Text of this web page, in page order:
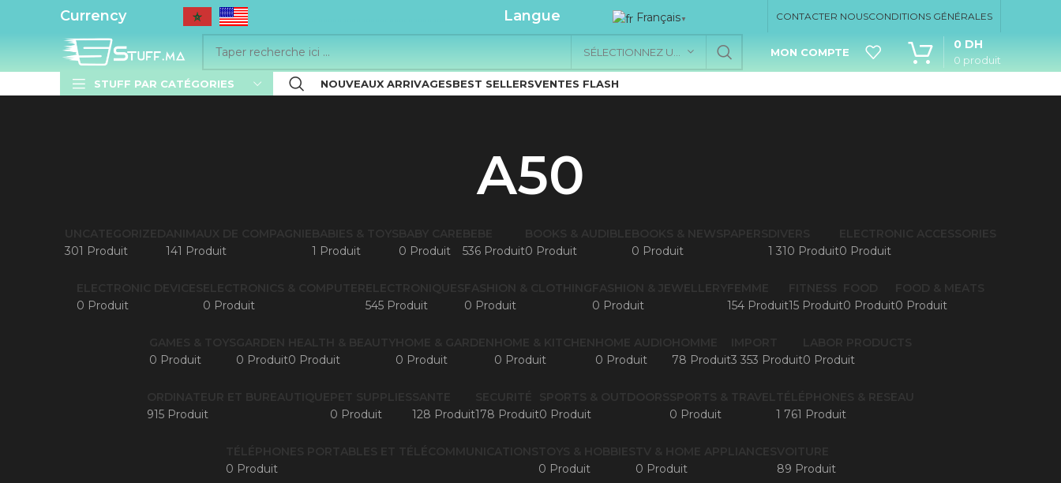
Currency Langue Français ▼ CONTACTER NOUSCONDITIONS GÉNÉRALES
MON COMPTE
0 produit
0 DH
STUFF PAR CATÉGORIES NOUVEAUX ARRIVAGESBEST SELLERSVENTES FLASH
A50
301 Produit
141 Produit
1 Produit
0 Produit
536 Produit0 Produit
0 Produit
1 310 Produit0 Produit
0 Produit
0 Produit
545 Produit
0 Produit
0 Produit
154 Produit15 Produit0 Produit0 Produit
0 Produit
0 Produit0 Produit
0 Produit
0 Produit
0 Produit
78 Produit3 353 Produit0 Produit
915 Produit
0 Produit
128 Produit178 Produit0 Produit
0 Produit
1 761 Produit
0 Produit
0 Produit
0 Produit
89 Produit